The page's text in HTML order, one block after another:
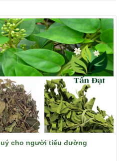
cho người tiểu đường